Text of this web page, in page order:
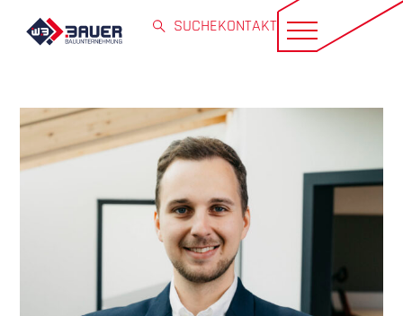
SUCHEKONTAKT